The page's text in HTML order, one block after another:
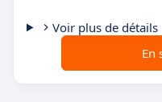
Voir plus de détails
En